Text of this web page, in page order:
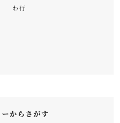
わ行
からさがす